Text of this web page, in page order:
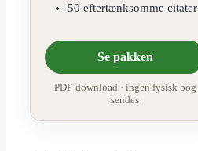
50 eftertænksomme citater
Se pakken
PDF-download · ingen fysisk bog
sendes